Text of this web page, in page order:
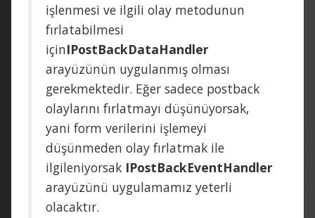
işlenmesi ve ilgili olay metodunun
fırlatabilmesi
içinIPostBackDataHandler
arayüzünün uygulanmış olması
gerekmektedir. Eğer sadece postback
olaylarını fırlatmayı düşünüyorsak,
yani form verilerini işlemeyi
düşünmeden olay fırlatmak ile
ilgileniyorsak IPostBackEventHandler
arayüzünü uygulamamız yeterli
olacaktır.